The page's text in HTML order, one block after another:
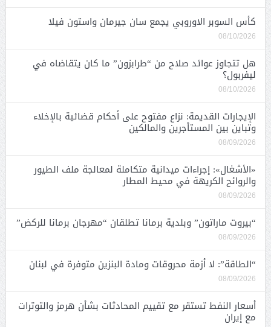
كأس السوبر الاوروبي يجمع سان جيرمان واستون فيلا
08/10/2026
هل تتجاوز عوائد صلاح من “طرابزون” ما كان يتقاضاه في
ليفربول؟
08/10/2026
الإيجارات القديمة: نزاع مفتوح على أحكام قضائية بالإخلاء
وتباين بين المستأجرين والمالكين
08/09/2026
«الأشغال»: إجراءات ميدانية متكاملة لمعالجة ملف الطيور
والروائح الكريهة في محيط المطار
08/09/2026
“بيروت ماراتون” وبلدية برمانا تطلقان “مهرجان برمانا للركض”
08/09/2026
“الطاقة”: لا أزمة محروقات ومادة البنزين متوفرة في لبنان
08/09/2026
أسعار النفط تستقر مع تقييم المحادثات بشأن هرمز والتوترات
مع إيران